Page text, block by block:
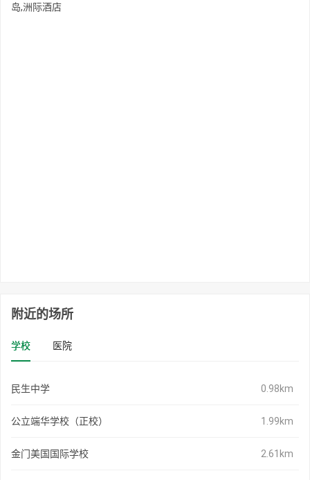
岛,洲际酒店
附近的场所
学校 医院
民生中学 0.98km
公立端华学校（正校） 1.99km
金门美国国际学校 2.61km